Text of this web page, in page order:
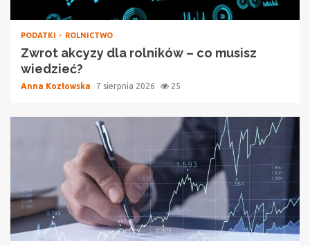
PODATKI ROLNICTWO
Zwrot akcyzy dla rolników – co musisz
wiedzieć?
Anna Kozłowska 7 sierpnia 2026 25